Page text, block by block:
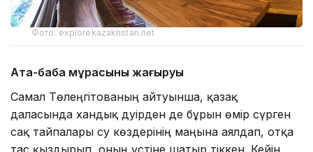
Фото: explorekazakhstan.net
Ата-баба мұрасының жаңғыруы
Самал Төлеңгітованың айтуынша, қазақ
даласында хандық дәуірден де бұрын өмір сүрген
сақ тайпалары су көздерінің маңына аялдап, отқа
тас қыздырып, оның үстіне шатыр тіккен. Кейін